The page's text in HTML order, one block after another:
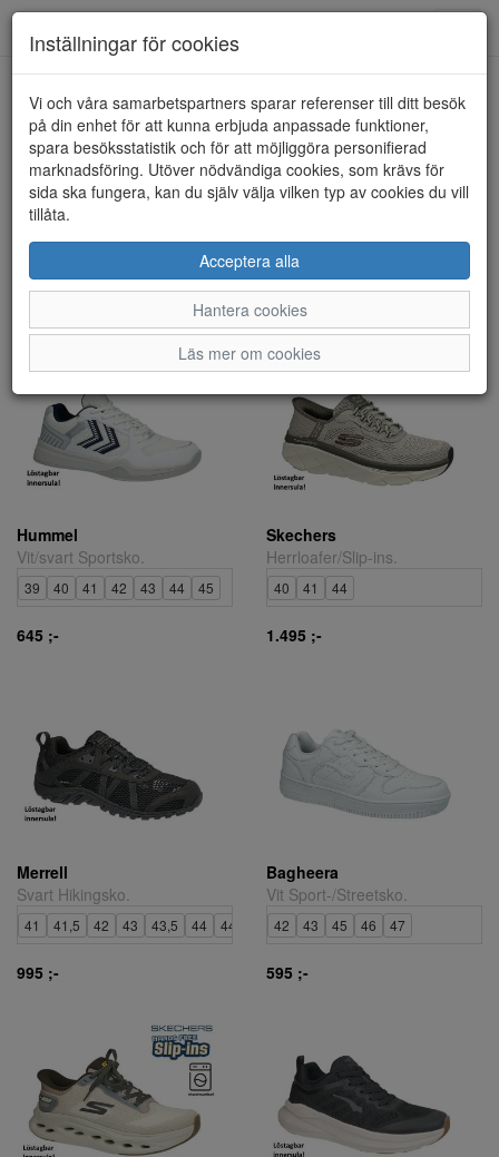
Sport/Fritid - Herr (99
artiklar)
Sortera efter:
Hummel
Vit/svart Sportsko.
39 40 41 42 43 44 45
645 ;-
Skechers
Herrloafer/Slip-ins.
40 41 44
1.495 ;-
Merrell
Svart Hikingsko.
41 41,5 42 43 43,5 44 44,5 45
995 ;-
Bagheera
Vit Sport-/Streetsko.
42 43 45 46 47
595 ;-
Inställningar för cookies
Vi och våra samarbetspartners sparar referenser till ditt besök
på din enhet för att kunna erbjuda anpassade funktioner,
spara besöksstatistik och för att möjliggöra personifierad
marknadsföring. Utöver nödvändiga cookies, som krävs för
sida ska fungera, kan du själv välja vilken typ av cookies du vill
tillåta.
Acceptera alla
Hantera cookies
Läs mer om cookies